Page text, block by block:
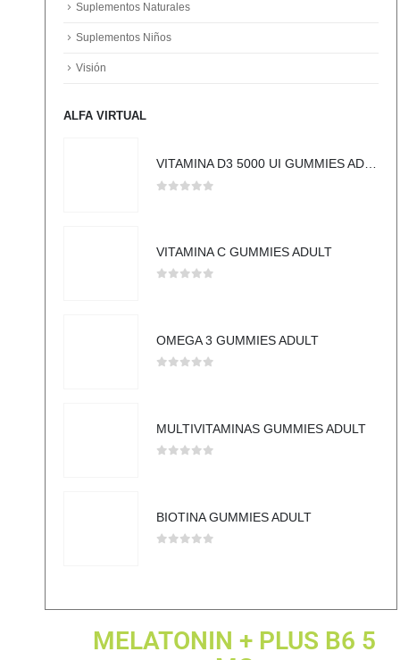
Suplementos Naturales
Suplementos Niños
Visión
ALFA VIRTUAL
VITAMINA C GUMMIES ADULT
OMEGA 3 GUMMIES ADULT
MULTIVITAMINAS GUMMIES ADULT
BIOTINA GUMMIES ADULT
MELATONIN + PLUS B6 5